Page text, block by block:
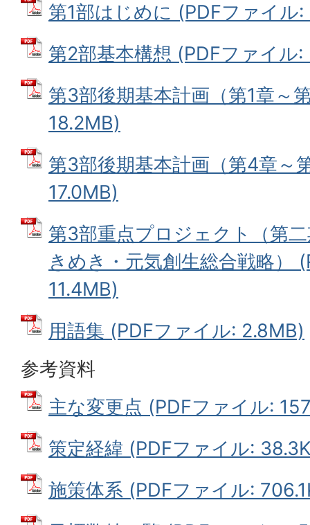
第1部はじめに (PDFファイル
第2部基本構想 (PDFファイル
第3部後期基本計画（第1章～
18.2MB)
第3部後期基本計画（第4章～
17.0MB)
第3部重点プロジェクト（第
きめき・元気創生総合戦略）
11.4MB)
用語集 (PDFファイル: 2.8MB)
参考資料
主な変更点 (PDFファイル:
策定経緯 (PDFファイル:
施策体系 (PDFファイル: